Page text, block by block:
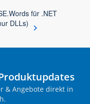
für .NET
DLLs)
& Angebote direkt in